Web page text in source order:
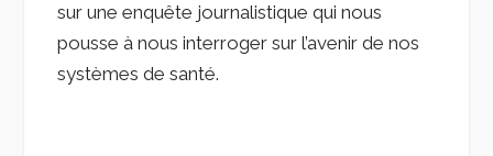
sur une enquête journalistique qui nous
pousse à nous interroger sur l’avenir de nos
systèmes de santé.